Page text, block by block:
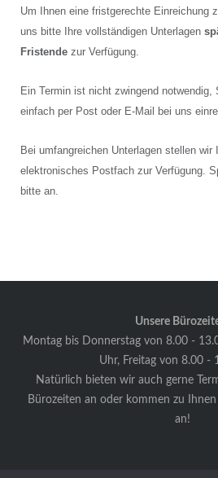
Um Ihnen eine fristgerechte Einreichung
uns bitte Ihre vollständigen Unterlagen
Fristendezur Verfügung.
Ein Termin ist nicht zwingend notwendig,
einfach per Post oder E-Mail bei uns
Bei umfangreichen Unterlagen stellen wir
elektronisches Postfach zur Verfügung.
bitte an.
Unsere
Montag bis Donnerstag von 8.00 -
Uhr, Freitag von 8.00 -
Natürlich bieten wir auch gerne
Bürozeiten an oder kommen zu
an!